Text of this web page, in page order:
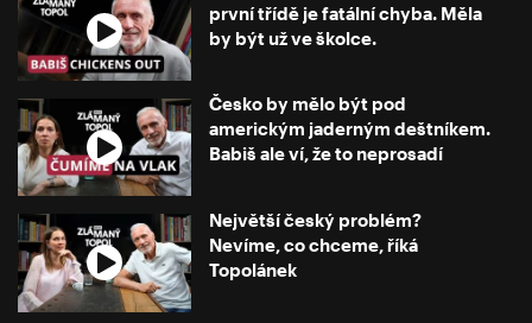
první třídě je fatální chyba. Měla
by být už ve školce.
Česko by mělo být pod
americkým jaderným deštníkem.
Babiš ale ví, že to neprosadí
Největší český problém?
Nevíme, co chceme, říká
Topolánek